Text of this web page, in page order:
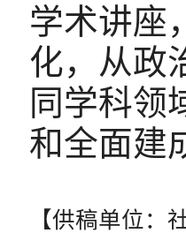
学术讲座
化，从政
同学科领
和全面建
【供稿单位